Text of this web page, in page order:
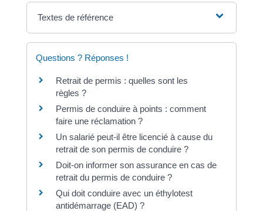
Textes de référence
Questions ? Réponses !
Retrait de permis : quelles sont les
règles ?
Permis de conduire à points : comment
faire une réclamation ?
Un salarié peut-il être licencié à cause du
retrait de son permis de conduire ?
Doit-on informer son assurance en cas de
retrait du permis de conduire ?
Qui doit conduire avec un éthylotest
antidémarrage (EAD) ?